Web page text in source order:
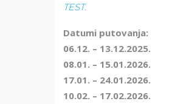
TEST.
Datumi putovanja:
06.12. – 13.12.2025.
08.01. – 15.01.2026.
17.01. – 24.01.2026.
10.02. – 17.02.2026.